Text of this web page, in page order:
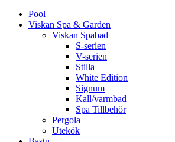
Pool
Viskan Spa & Garden
Viskan Spabad
S-serien
V-serien
Stilla
White Edition
Signum
Kall/varmbad
Spa Tillbehör
Pergola
Utekök